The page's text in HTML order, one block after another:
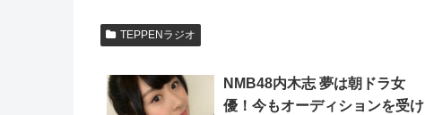
TEPPENラジオ
NMB48内木志 夢は朝ドラ女
優！今もオーディションを受け